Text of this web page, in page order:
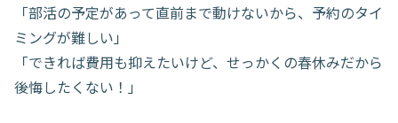
「部活の予定があって直前まで動けないから、予約のタイ
ミングが難しい」
「できれば費用も抑えたいけど、せっかくの春休みだから
後悔したくない！」